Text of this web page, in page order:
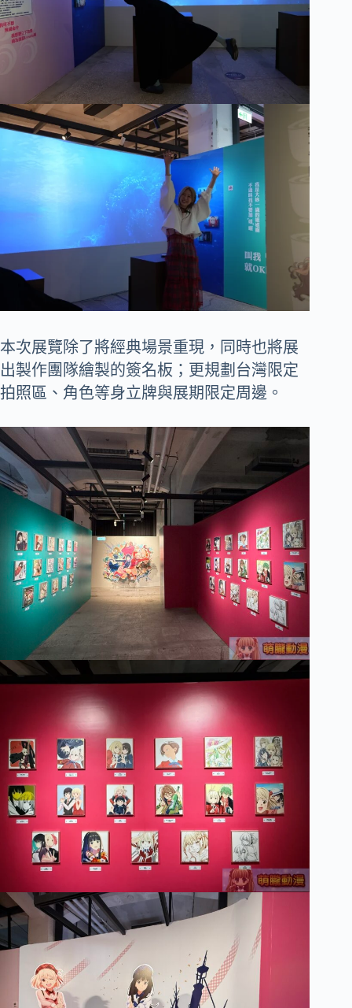
本次展覽除了將經典場景重現，同時也將展
出製作團隊繪製的簽名板；更規劃台灣限定
拍照區、角色等身立牌與展期限定周邊。